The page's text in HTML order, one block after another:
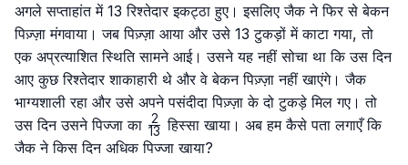
अगले सप्ताहांत में 13 रिश्तेदार इकट्ठा हुए। इसलिए जैक ने फिर से बेकन
पिज़्ज़ा मंगवाया। जब पिज़्ज़ा आया और उसे 13 टुकड़ों में काटा गया, तो
एक अप्रत्याशित स्थिति सामने आई। उसने यह नहीं सोचा था कि उस दिन
आए कुछ रिश्तेदार शाकाहारी थे और वे बेकन पिज़्ज़ा नहीं खाएंगे। जैक
भाग्यशाली रहा और उसे अपने पसंदीदा पिज़्ज़ा के दो टुकड़े मिल गए। तो
उस दिन उसने पिज्जा का \frac{2}
{13}
13
2
हिस्सा खाया। अब हम कैसे पता लगाएँ कि
जैक ने किस दिन अधिक पिज्जा खाया?